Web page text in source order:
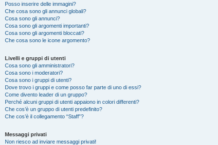
Posso inserire delle immagini?
Che cosa sono gli annunci globali?
Cosa sono gli annunci?
Cosa sono gli argomenti importanti?
Cosa sono gli argomenti bloccati?
Che cosa sono le icone argomento?
Livelli e gruppi di utenti
Cosa sono gli amministratori?
Cosa sono i moderatori?
Cosa sono i gruppi di utenti?
Dove trovo i gruppi e come posso far parte di uno di essi?
Come divento leader di un gruppo?
Perché alcuni gruppi di utenti appaiono in colori differenti?
Che cos’è un gruppo di utenti predefinito?
Che cos’è il collegamento “Staff”?
Messaggi privati
Non riesco ad inviare messaggi privati!